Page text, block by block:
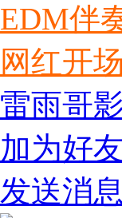
EDM伴
网红开
雷雨哥
加为好友
发送消息